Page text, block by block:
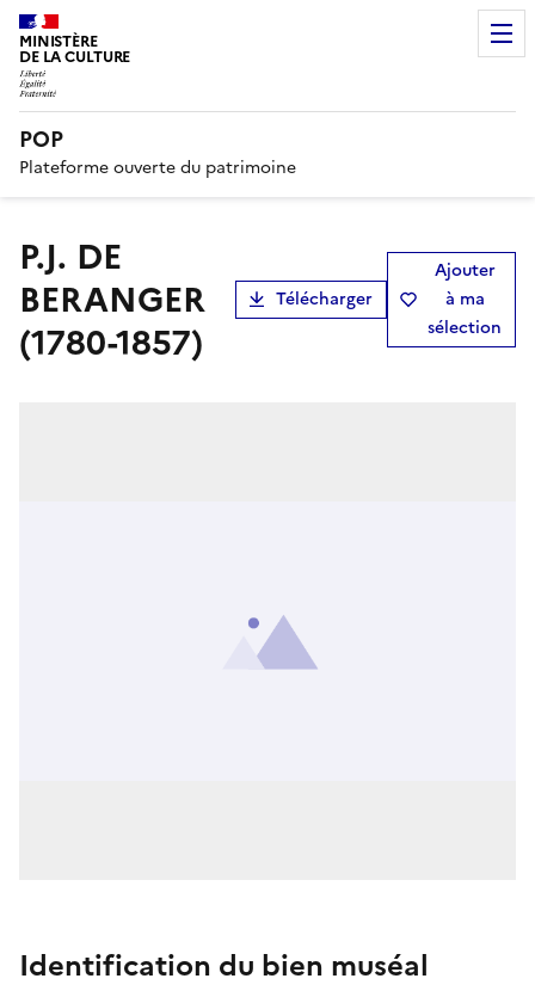
MINISTÈRE
DE LA CULTURE
POP
Plateforme ouverte du patrimoine
P.J. DE
BERANGER
(1780-1857)
Télécharger
Ajouter
à ma
sélection
Identification du bien muséal